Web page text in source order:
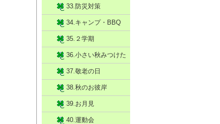
33.防災対策
34.キャンプ・BBQ
35.２学期
36.小さい秋みつけた
37.敬老の日
38.秋のお彼岸
39.お月見
40.運動会